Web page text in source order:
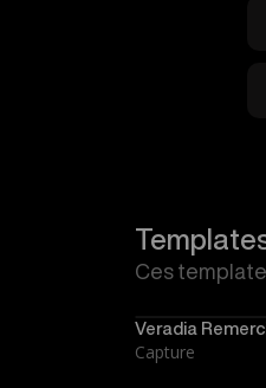
Ces
Veradia
Capture